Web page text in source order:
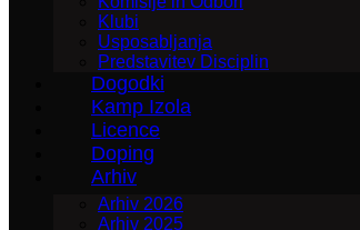
Klubi
Usposabljanja
Predstavitev Disciplin
Dogodki
Kamp Izola
Licence
Doping
Arhiv
Arhiv 2026
Arhiv 2025